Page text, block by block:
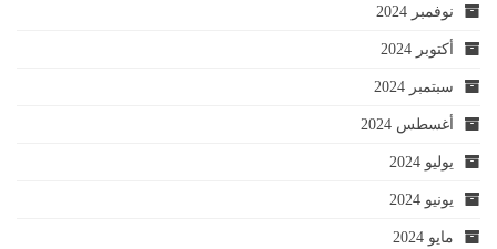
نوفمبر 2024
أكتوبر 2024
سبتمبر 2024
أغسطس 2024
يوليو 2024
يونيو 2024
مايو 2024